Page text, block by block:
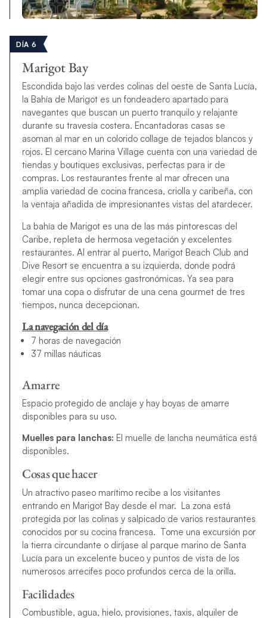
DÍA 6
Marigot Bay
Escondida bajo las verdes colinas del oeste de Santa Lucía,
la Bahía de Marigot es un fondeadero apartado para
navegantes que buscan un puerto tranquilo y relajante
durante su travesía costera. Encantadoras casas se
asoman al mar en un colorido collage de tejados blancos y
rojos. El cercano Marina Village cuenta con una variedad de
tiendas y boutiques exclusivas, perfectas para ir de
compras. Los restaurantes frente al mar ofrecen una
amplia variedad de cocina francesa, criolla y caribeña, con
la ventaja añadida de impresionantes vistas del atardecer.
La bahía de Marigot es una de las más pintorescas del
Caribe, repleta de hermosa vegetación y excelentes
restaurantes. Al entrar al puerto, Marigot Beach Club and
Dive Resort se encuentra a su izquierda, donde podrá
elegir entre sus opciones gastronómicas. Ya sea para
tomar una copa o disfrutar de una cena gourmet de tres
tiempos, nunca decepcionan.
La navegación del día
7 horas de navegación
37 millas náuticas
Amarre
Espacio protegido de anclaje y hay boyas de amarre
disponibles para su uso.
Muelles para lanchas: El muelle de lancha neumática está
disponibles.
Cosas que hacer
Un atractivo paseo marítimo recibe a los visitantes
entrando en Marigot Bay desde el mar. La zona está
protegida por las colinas y salpicado de varios restaurantes
conocidos por su cocina francesa. Tome una excursión por
la tierra circundante o diríjase al parque marino de Santa
Lucía para un excelente buceo y puntos de vista de los
numerosos arrecifes poco profundos cerca de la orilla.
Facilidades
Combustible, agua, hielo, provisiones, taxis, alquiler de